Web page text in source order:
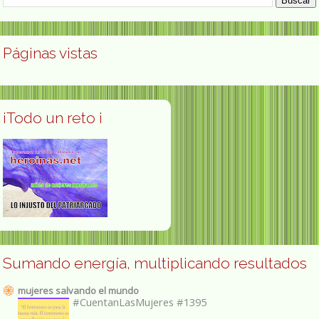
Páginas vistas
¡Todo un reto ¡
Sumando energía, multiplicando resultados
mujeres salvando el mundo
#CuentanLasMujeres #1395